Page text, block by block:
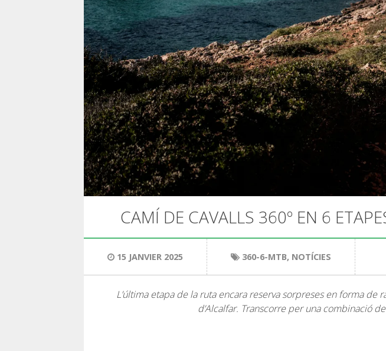
CAMÍ DE CAVALLS 360º EN 6
15 JANVIER 2025 360-6-MTB, NOTÍCIES
L’última etapa de la ruta encara reserva sorpreses en forma de
d’Alcalfar. Transcorre per una combinació